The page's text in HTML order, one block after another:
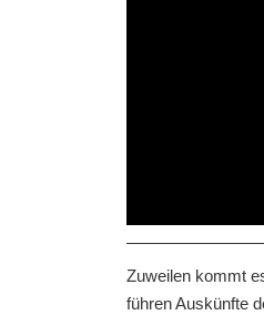
Zuweilen kommt
führen Auskünfte